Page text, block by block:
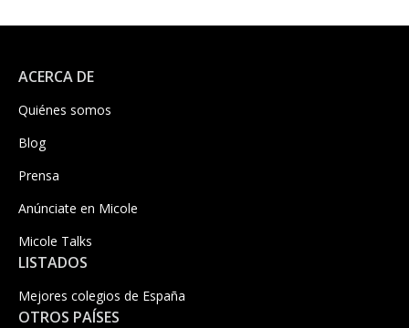
ACERCA DE
Quiénes somos
Blog
Prensa
Anúnciate en Micole
Micole Talks
LISTADOS
Mejores colegios de España
OTROS PAÍSES